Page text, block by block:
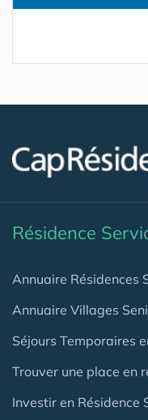
Résidence
Annuaire Résidences
Annuaire Villages
Séjours Temporaires
Trouver une place en
Investir en Résidence